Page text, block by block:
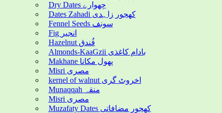
Dry Dates چھوارے
Dates Zahadi کھجور زاہدی
Fennel Seeds سونف
Fig انجیر
Hazelnut فُندق
Almonds-KaaGzii بادام کاغذی
Makhane پھول مکانا
Misri مصری
kernel of walnut اخروٹ گری
Munaqqah منقہ
Misri مصری
Muzafaty Dates کھجور مضافاتی